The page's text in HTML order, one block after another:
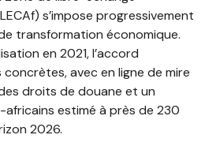
s’impose progressivement
transformation économique.
en 2021, l’accord
avec en ligne de mire
droits de douane et un
africains estimé à près de 230
2026.